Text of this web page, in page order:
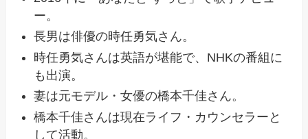
ー。
長男は俳優の時任勇気さん。
時任勇気さんは英語が堪能で、NHKの番組に
も出演。
妻は元モデル・女優の橋本千佳さん。
橋本千佳さんは現在ライフ・カウンセラーと
して活動。